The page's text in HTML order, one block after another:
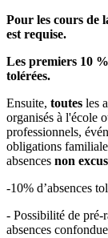
Pour les cours de
est requise.
Les premiers 10
tolérées.
Ensuite, toutes les
organisés à l'école
professionnels,
obligations
absences non
-10% d’absences
- Possibilité de pré-
absences